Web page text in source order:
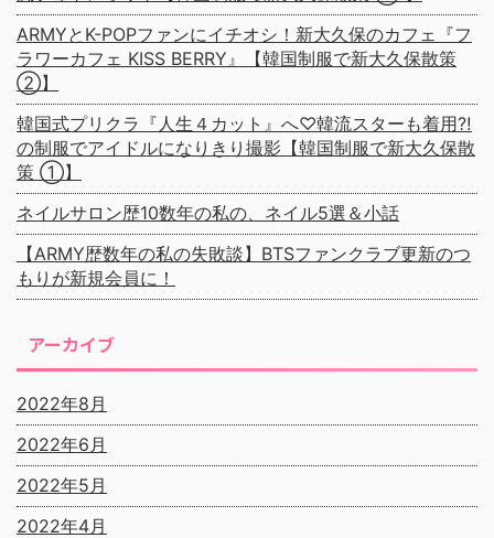
ARMYとK-POPファンにイチオシ！新大久保のカフェ『フ
ラワーカフェ KISS BERRY』【韓国制服で新大久保散策
②】
韓国式プリクラ『人生４カット』へ♡韓流スターも着用⁈
の制服でアイドルになりきり撮影【韓国制服で新大久保散
策 ①】
ネイルサロン歴10数年の私の、ネイル5選＆小話
【ARMY歴数年の私の失敗談】BTSファンクラブ更新のつ
もりが新規会員に！
アーカイブ
2022年8月
2022年6月
2022年5月
2022年4月